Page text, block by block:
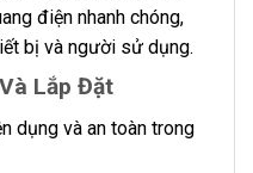
điện nhanh chóng,
bị và người sử dụng.
Lắp Đặt
dụng và an toàn trong